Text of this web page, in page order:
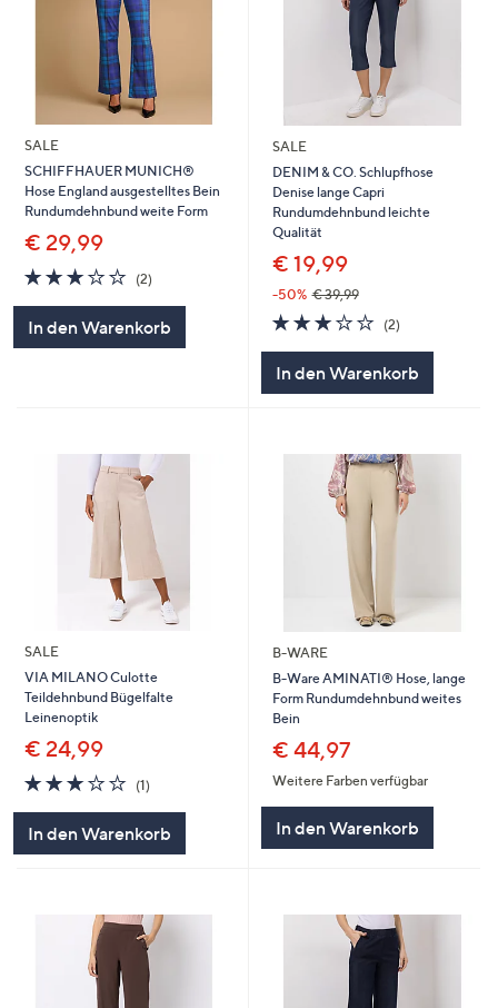
SALE
SCHIFFHAUER MUNICH®
Hose England ausgestelltes Bein
Rundumdehnbund weite Form
€ 29,99
3.0
von
(2)
In den Warenkorb
SALE
DENIM & CO. Schlupfhose
Denise lange Capri
Rundumdehnbund leichte
Qualität
€ 19,99
-50% € 39,99
3.0
von
(2)
In den Warenkorb
SALE
VIA MILANO Culotte
Teildehnbund Bügelfalte
Leinenoptik
€ 24,99
3.0
von
(1)
In den Warenkorb
B-WARE
B-Ware AMINATI® Hose, lange
Form Rundumdehnbund weites
Bein
€ 44,97
Weitere Farben verfügbar
In den Warenkorb